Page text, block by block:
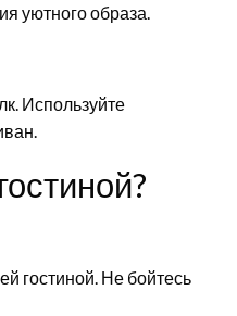
уютного образа.
Используйте
гостиной. Не бойтесь